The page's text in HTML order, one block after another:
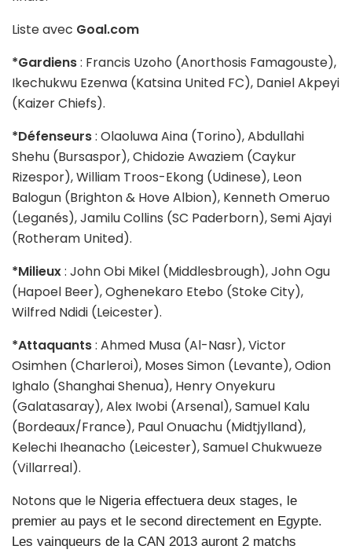
Liste avec Goal.com
*Gardiens: Francis Uzoho (Anorthosis Famagouste),
Ikechukwu Ezenwa (Katsina United FC), Daniel Akpeyi
(Kaizer Chiefs).
*Défenseurs: Olaoluwa Aina (Torino), Abdullahi
Shehu (Bursaspor), Chidozie Awaziem (Caykur
Rizespor), William Troos-Ekong (Udinese), Leon
Balogun (Brighton & Hove Albion), Kenneth Omeruo
(Leganés), Jamilu Collins (SC Paderborn), Semi Ajayi
(Rotheram United).
*Milieux: John Obi Mikel (Middlesbrough), John Ogu
(Hapoel Beer), Oghenekaro Etebo (Stoke City),
Wilfred Ndidi (Leicester).
*Attaquants: Ahmed Musa (Al-Nasr), Victor
Osimhen (Charleroi), Moses Simon (Levante), Odion
Ighalo (Shanghai Shenua), Henry Onyekuru
(Galatasaray), Alex Iwobi (Arsenal), Samuel Kalu
(Bordeaux/France), Paul Onuachu (Midtjylland),
Kelechi Iheanacho (Leicester), Samuel Chukwueze
(Villarreal).
Notons que le Nigeria effectuera deux stages, le
premier au pays et le second directement en Egypte.
Les vainqueurs de la CAN 2013 auront 2 matchs